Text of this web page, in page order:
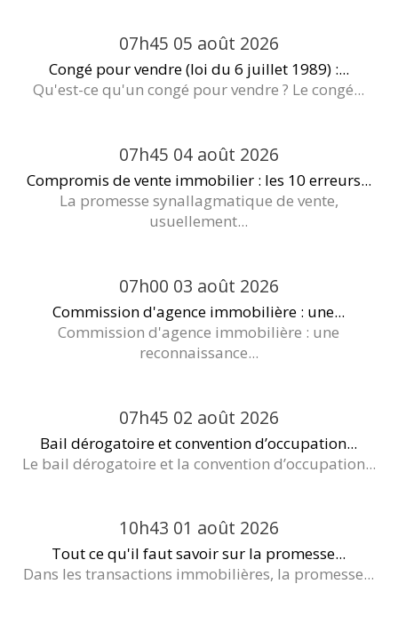
07h45 05 août 2026
Congé pour vendre (loi du 6 juillet 1989) :...
Qu'est-ce qu'un congé pour vendre ? Le congé...
07h45 04 août 2026
Compromis de vente immobilier : les 10 erreurs...
La promesse synallagmatique de vente,
usuellement...
07h00 03 août 2026
Commission d'agence immobilière : une...
Commission d'agence immobilière : une
reconnaissance...
07h45 02 août 2026
Bail dérogatoire et convention d’occupation...
Le bail dérogatoire et la convention d’occupation...
10h43 01 août 2026
Tout ce qu'il faut savoir sur la promesse...
Dans les transactions immobilières, la promesse...